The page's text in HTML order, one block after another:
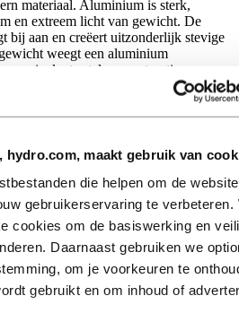
hydro.com, maakt gebruik van
die helpen om de
gebruikerservaring te verbeteren.
cookies om de basiswerking en
Daarnaast gebruiken we
om je voorkeuren te
gebruikt en om inhoud of
materiaal. Aluminium is sterk,
en extreem licht van gewicht. De
bij aan en creëert uitzonderlijk stevige
weegt een aluminium
equivalente stalen constructie.
van aluminium minimaliseert
structuur van een gebouw. De
en de hoeveelheid
gebouwen lichter, sterker en goedkoper
nature corrosiebestendig. Het kan ook
wat nog meer duurzaamheid biedt.
met een oneindig
en coatings beschikbaar voor
producten voor een